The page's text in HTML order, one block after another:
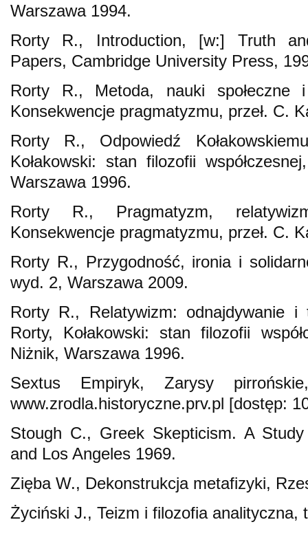
Warszawa 1994.
Rorty R., Introduction, [w:] Truth
Papers, Cambridge University Press,
Rorty R., Metoda, nauki społeczne
Konsekwencje pragmatyzmu, przeł. C.
Rorty R., Odpowiedź
Kołakowski: stan filozofii
Warszawa 1996.
Rorty R., Pragmatyzm,
Konsekwencje pragmatyzmu, przeł. C.
Rorty R., Przygodność, ironia i
wyd. 2, Warszawa 2009.
Rorty R., Relatywizm: odnajdywanie i
Rorty, Kołakowski: stan filozofii
Niżnik, Warszawa 1996.
Sextus Empiryk, Zarysy
www.zrodla.historyczne.prv.pl [dostęp:
Stough C., Greek Skepticism. A
and Los Angeles 1969.
Zięba W., Dekonstrukcja metafizyki,
Życiński J., Teizm i filozofia analityczna,